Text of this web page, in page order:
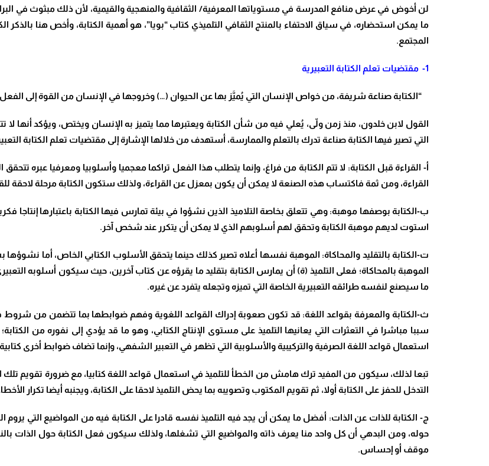
لن أخوض في عرض منافع المدرسة في مستوياتها المعرفية/ الثقافية والمنهجية والقيمية، لأن ذلك مبثوث في
ما يمكن استحضاره، في سياق الاحتفاء بالمنتج الثقافي التلميذي كتاب “بويا”، هو أهمية الكتابة، وأخص هنا بالذكر
المجتمع.
1- مقتضيات تعلم الكتابة التعبيرية
“الكتابة صناعة شريفة، من خواص الإنسان التي يُميَّز بها عن الحيوان (…) وخروجها في الإنسان من القوة إلى الفعل
القول لابن خلدون، منذ زمن ولّى، يُعلي فيه من شأن الكتابة ويعتبرها مما يتميز به الإنسان ويختص، ويؤكد أنها لا
التي تصير فيها الكتابة صناعة تدرك بالتعلم والممارسة، أستهدف من خلالها الإشارة إلى مقتضيات تعلم الكتابة
أ‌- القراءة قبل الكتابة: لا تتم الكتابة من فراغ، وإنما يتطلب هذا الفعل تراكما معجميا وأسلوبيا ومعرفيا عبره
القراءة، ومن ثمة فاكتساب هذه الصنعة لا يمكن أن يكون بمعزل عن القراءة، ولذلك ستكون الكتابة مرحلة لاحقة
ب‌-الكتابة بوصفها موهبة: وهي تتعلق بخاصة التلاميذ الذين نشؤوا في بيئة تمارس فيها الكتابة باعتبارها إنتاجا
استوت لديهم موهبة الكتابة وتحقق لهم أسلوبهم الذي لا يمكن أن يتكرر عند شخص آخر.
ت‌-الكتابة بالتقليد والمحاكاة: الموهبة نفسها أعلاه تصير كذلك حينما يتحقق الأسلوب الكتابي الخاص، أما
الموهبة بالمحاكاة؛ فعلى التلميذ (ة) أن يمارس الكتابة بتقليد ما يقرؤه عن كتاب آخرين، حيث سيكون أسلوبه
ما سيصنع لنفسه طرائقه التعبيرية الخاصة التي تميزه وتجعله يتفرد عن غيره.
ث‌-الكتابة والمعرفة بقواعد اللغة: قد تكون صعوبة إدراك القواعد اللغوية وفهم ضوابطها بما تتضمن من شروط
سببا مباشرا في التعثرات التي يعانيها التلميذ على مستوى الإنتاج الكتابي، وهو ما قد يؤدي إلى نفوره من
استعمال قواعد اللغة الصرفية والتركيبية والأسلوبية التي تظهر في التعبير الشفهي، وإنما تضاف ضوابط أخرى
تبعا لذلك، سيكون من المفيد ترك هامش من الخطأ للتلميذ في استعمال قواعد اللغة كتابيا، مع ضرورة تقويم
التدخل للحفز على الكتابة أولا، ثم تقويم المكتوب وتصويبه بما يحض التلميذ لاحقا على الكتابة، ويجنبه أيضا تكرار
ج‌- الكتابة للذات عن الذات: أفضل ما يمكن أن يجد فيه التلميذ نفسه قادرا على الكتابة فيه من المواضيع التي
حوله، ومن البدهي أن كل واحد منا يعرف ذاته والمواضيع التي تشغلها، ولذلك سيكون فعل الكتابة حول الذات
موقف أو إحساس.